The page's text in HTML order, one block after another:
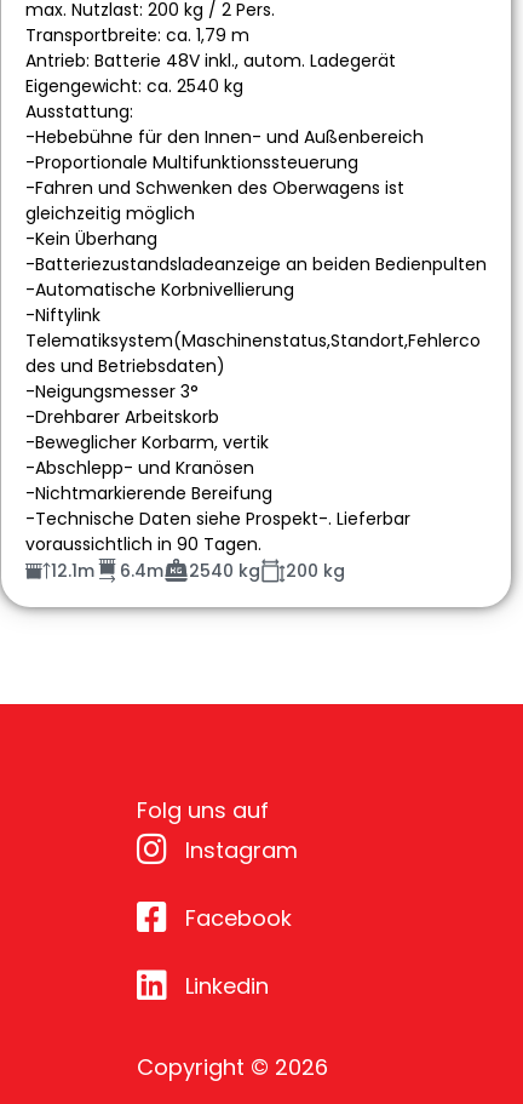
max. Nutzlast: 200 kg / 2 Pers.
Transportbreite: ca. 1,79 m
Antrieb: Batterie 48V inkl., autom. Ladegerät
Eigengewicht: ca. 2540 kg
Ausstattung:
-Hebebühne für den Innen- und Außenbereich
-Proportionale Multifunktionssteuerung
-Fahren und Schwenken des Oberwagens ist
gleichzeitig möglich
-Kein Überhang
-Batteriezustandsladeanzeige an beiden Bedienpulten
-Automatische Korbnivellierung
-Niftylink
Telematiksystem(Maschinenstatus,Standort,Fehlerco
des und Betriebsdaten)
-Neigungsmesser 3°
-Drehbarer Arbeitskorb
-Beweglicher Korbarm, vertik
-Abschlepp- und Kranösen
-Nichtmarkierende Bereifung
-Technische Daten siehe Prospekt-. Lieferbar
voraussichtlich in 90 Tagen.
12.1m
6.4m 2540 kg 200 kg
Folg uns auf
Instagram
Facebook
Linkedin
Copyright © 2026